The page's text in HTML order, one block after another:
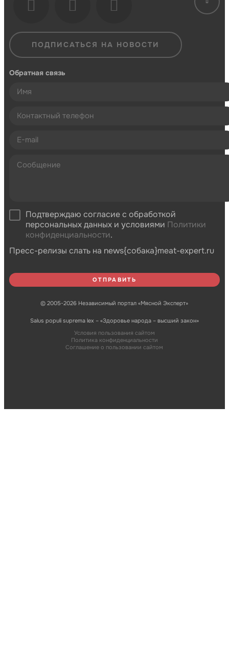
ПОДПИСАТЬСЯ НА НОВОСТИ
Обратная связь
Подтверждаю согласие с обработкой
персональных данных и условиями Политики
конфиденциальности.
Пресс-релизы слать на news{собака}meat-expert.ru
© 2005-2026 Независимый портал «Мясной Эксперт»
Salus populi suprema lex – «Здоровье народа – высший закон»
Условия пользования сайтом
Политика конфиденциальности
Соглашение о пользовании сайтом